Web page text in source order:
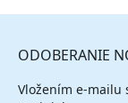
ODOBERANIE
Vložením e-mailu